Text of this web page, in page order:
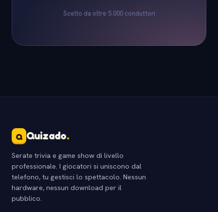
Scelto da oltre 5.000 conduttori
Q Quizado.
Serate trivia e game show di livello
professionale. I giocatori si uniscono dal
telefono, tu gestisci lo spettacolo. Nessun
hardware, nessun download per il
pubblico.